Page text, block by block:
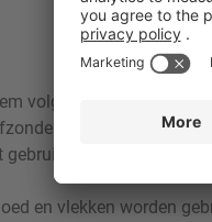
volgens het
- een optimaal
en vlekken worden